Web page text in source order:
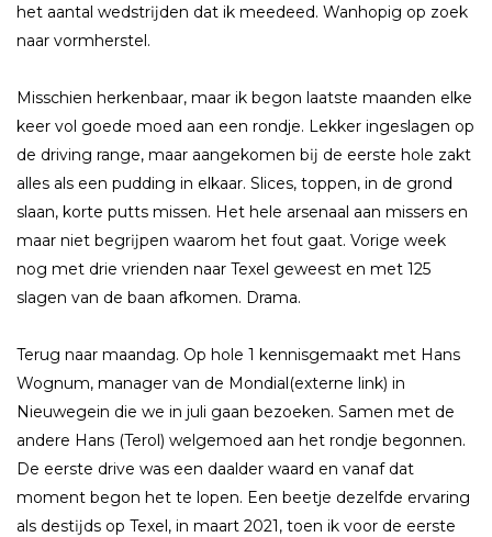
het aantal wedstrĳden dat ik meedeed. Wanhopig op zoek
naar vormherstel.
Misschien herkenbaar, maar ik begon laatste maanden elke
keer vol goede moed aan een rondje. Lekker ingeslagen op
de driving range, maar aangekomen bĳ de eerste hole zakt
alles als een pudding in elkaar. Slices, toppen, in de grond
slaan, korte putts missen. Het hele arsenaal aan missers en
maar niet begrĳpen waarom het fout gaat. Vorige week
nog met drie vrienden naar Texel geweest en met 125
slagen van de baan afkomen. Drama.
Terug naar maandag. Op hole 1 kennisgemaakt met Hans
Wognum, manager van de Mondial(externe link) in
Nieuwegein die we in juli gaan bezoeken. Samen met de
andere Hans (Terol) welgemoed aan het rondje begonnen.
De eerste drive was een daalder waard en vanaf dat
moment begon het te lopen. Een beetje dezelfde ervaring
als destĳds op Texel, in maart 2021, toen ik voor de eerste